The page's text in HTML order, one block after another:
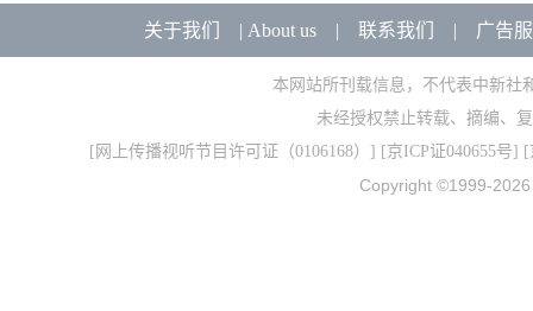
关于我们 | About us| 联系我们 | 广告
本网站所刊载信息，不代表中新社
未经授权禁止转载、摘编、
[ 网上传播视听节目许可证（0106168） ] [京ICP证040655号] [
Copyright ©1999-